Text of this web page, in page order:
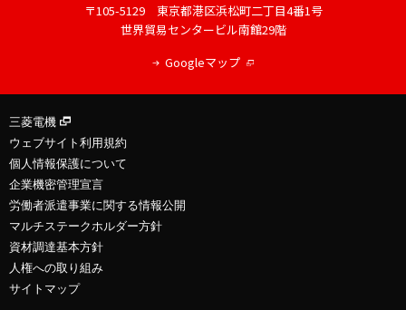
〒105-5129 東京都港区浜松町二丁目4番1号
世界貿易センタービル南館29階
Googleマップ
三菱電機
ウェブサイト利用規約
個人情報保護について
企業機密管理宣言
労働者派遣事業に関する情報公開
マルチステークホルダー方針
資材調達基本方針
人権への取り組み
サイトマップ